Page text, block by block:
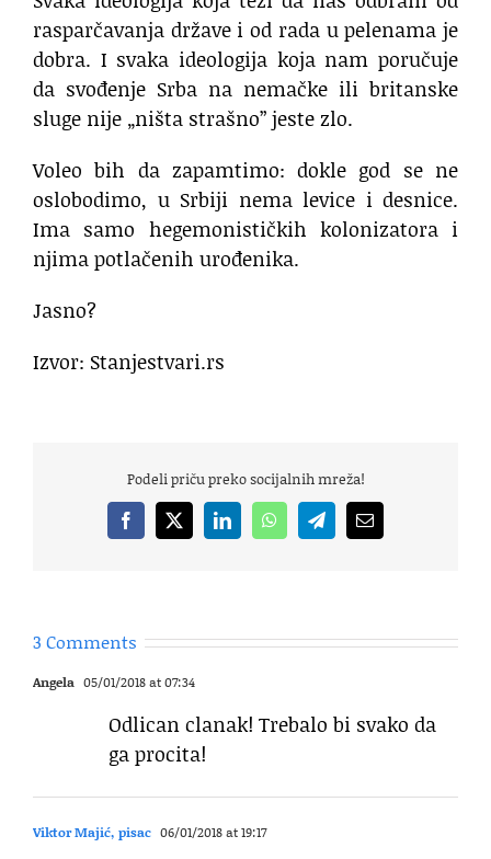
rasparčavanja države i od rada u pelenama je
dobra. I svaka ideologija koja nam poručuje
da svođenje Srba na nemačke ili britanske
sluge nije „ništa strašno” jeste zlo.
Voleo bih da zapamtimo: dokle god se ne
oslobodimo, u Srbiji nema levice i desnice.
Ima samo hegemonističkih kolonizatora i
njima potlačenih urođenika.
Jasno?
Izvor: Stanjestvari.rs
Podeli priču preko socijalnih mreža!
Facebook
X LinkedInWhatsAppTelegramEmail
3 Comments
Angela 05/01/2018 at 07:34
Odlican clanak! Trebalo bi svako da
ga procita!
Viktor Majić, pisac 06/01/2018 at 19:17